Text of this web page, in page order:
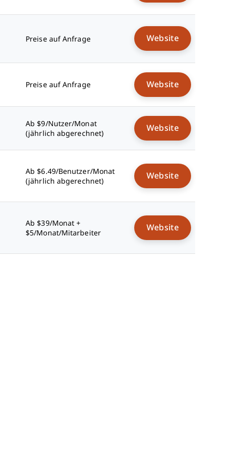
Preise auf Anfrage Website
Preise auf Anfrage Website
Ab $9/Nutzer/Monat
(jährlich abgerechnet)
Website
Ab $6.49/Benutzer/Monat
(jährlich abgerechnet)
Website
Ab $39/Monat +
$5/Monat/Mitarbeiter
Website